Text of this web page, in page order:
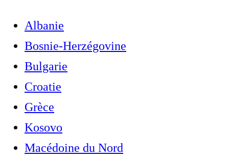
Albanie
Bosnie-Herzégovine
Bulgarie
Croatie
Grèce
Kosovo
Macédoine du Nord